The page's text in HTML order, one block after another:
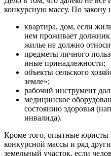
конкурсную массу. По закону
квартира, дом, если
нем проживает должник
жилье не должно
предметы личного
иные принадлежности;
объекты сельского
земле»;
рабочий инструмент
медицинское
состоянию здоровья
инвалида).
Кроме того, опытные юристы
конкурсной массы и ряд
земельный участок, если